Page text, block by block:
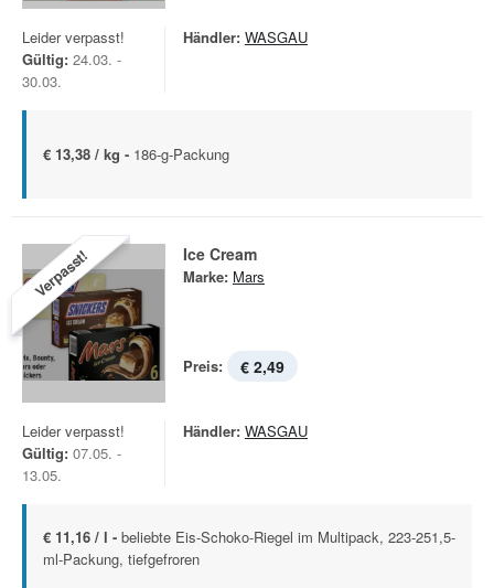
Leider verpasst!
Gültig: 24.03. -
30.03.
Händler: WASGAU
€ 13,38 / kg - 186-g-Packung
Verpasst! Ice Cream
Marke: Mars
Preis: € 2,49
Leider verpasst!
Gültig: 07.05. -
13.05.
Händler: WASGAU
€ 11,16 / l - beliebte Eis-Schoko-Riegel im Multipack, 223-251,5-
ml-Packung, tiefgefroren